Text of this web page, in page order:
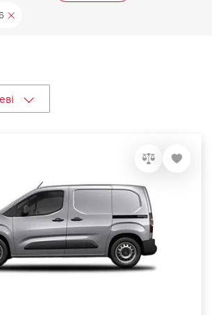
на наш канал та слідкуй за
послугами та новинками